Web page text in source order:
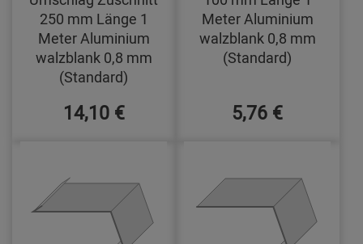
250 mm Länge 1
Meter Aluminium
walzblank 0,8 mm
(Standard)
14,10 €
Meter Aluminium
walzblank 0,8 mm
(Standard)
5,76 €